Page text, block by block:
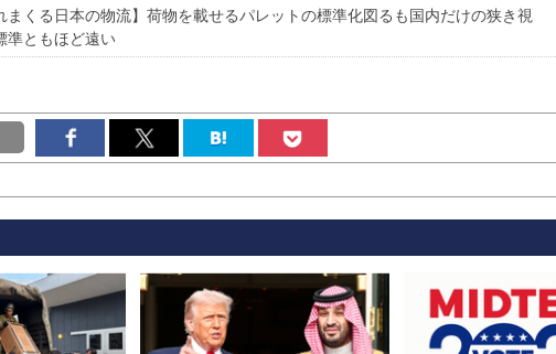
まくる日本の物流】荷物を載せるパレットの標準化図るも国内だけの狭き視
準ともほど遠い